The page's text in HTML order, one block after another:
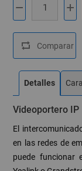
Detalles
Videoportero IP
El
en las redes de
puede funcionar